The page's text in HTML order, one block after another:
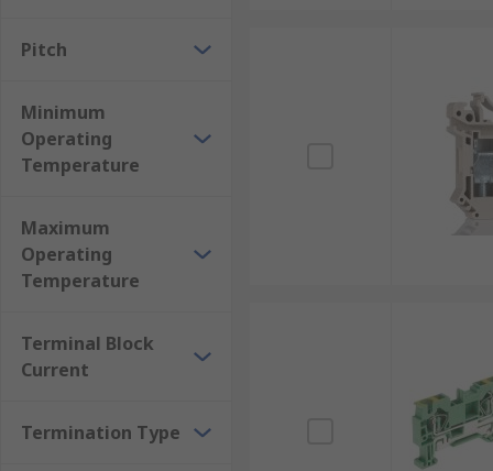
Pitch
Minimum
Operating
Temperature
Maximum
Operating
Temperature
Terminal Block
Current
Termination Type